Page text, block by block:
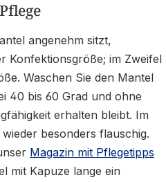
angenehm sitzt,
Konfektionsgröße; im Zweifel
Waschen Sie den Mantel
40 bis 60 Grad und ohne
erhalten bleibt. Im
besonders flauschig.
Magazin mit Pflegetipps
mit Kapuze lange ein